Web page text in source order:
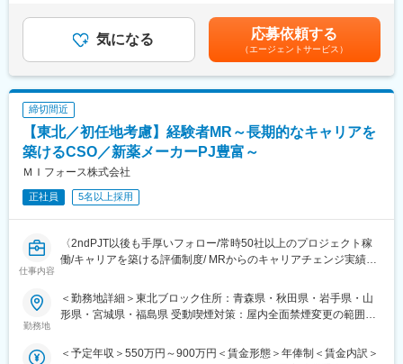
■明確な評価制度／やりがいや努力がきちんと報われる報酬制度
自身の成果や頑張りが客観的に評価され、年収に反映されます。
また、在籍年数が増えると永年勤続報奨金や四半期一時金などの
手当もアップします。
■豊富なキャリアプランとサポート体制
志向性やその時の環境に応じて「特定の領域で専門性を高める」
「幅広い疾患をカバーできるオールラウンダーになる」「本社部
門（マネージャー、研修部門など）へのキャリアチェンジ」など
幅広いキャリアプランがあります。
また、弊社のマネージャーのほとんどは、MRからキャリアチェン
ジしたメンバーです。担当マネージャーが定期的に面談を行い、
変更の範囲：会社の定める業務
※プロジェクトマネージャー、スーパーバイザー(SV)より、日々の
活動についてフォローを受けられる環境です。全国にSVを配置
し、素早くフォローができる体制をとっています。
■組織：約600名のコントラクトMRが在籍しています。社長をは
じめ、役員クラスが元MR出身のためMRのキャリアや育成、長期
就業について力を入れている企業です。
■特徴：
(1)充実した教育体制：
・製品研修（約2週間～2ヶ月、プロジェクトによる）：入社オリ
エンテーション後に配属先プロジェクトの製薬メーカーにて製品
研修を受けていただきます。
・継続教育：入社時に配属先の製薬会社で行なわれますが、その
・オンコロジー専門MR育成プログラム、IBD専門育成プログラ
ム、CNS専門育成プログラムなどがあり、専門領域MRの育成も
スーパーバイザーが日々の活動をフォローします。定期的な連絡
や面談のほか、必要に応じて素早くバックアップに入るなど、MR
(3)豊富なプロジェクト数、50社を超える多数の取引メーカー：同
す。※その他の手当は「待遇・福利厚生」欄をご参照ください。昇
給：年1回★頑張りに応じて年収UP★赴任先の評価次第で大幅に
年収をUPできます。（年2回業績給改定）賃金はあくまでも目安
の金額であり、選考を通じて上下する可能性があります。月給(月
額)は固定手当を含めた表記です。
気になる 応募依頼する
（エージェントサービス）
締切間近
【東北／初任地考慮】経験者MR～長期的なキャリアを
築けるCSO／新薬メーカーPJ豊富～
ＭＩフォース株式会社
正社員 5名以上採用
仕事内容
〈2ndPJT以後も手厚いフォロー/常時50社以上のプロジェクト稼
働/キャリアを築ける評価制度/ MRからのキャリアチェンジ実績有
クライアントである製薬会社のプロジェクトに所属し、MRとして
活躍していただきます。病院やクリニックの医師や医療関係者に
【同社の特徴】
勤務地
＜勤務地詳細＞東北ブロック住所：青森県・秋田県・岩手県・山
形県・宮城県・福島県 受動喫煙対策：屋内全面禁煙変更の範囲：
＜予定年収＞550万円～900万円＜賃金形態＞年俸制＜賃金内訳＞